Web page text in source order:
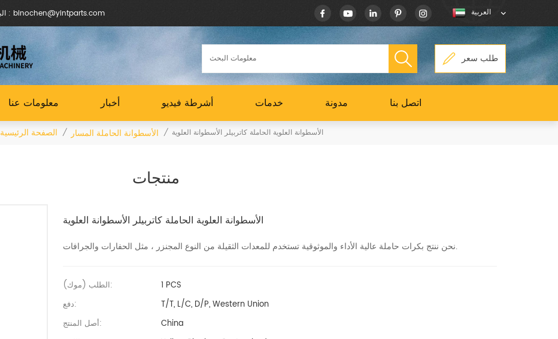
البريد الإلكتروني : binochen@yintparts.com العربية
طلب سعر
معلومات عنا أخبار أشرطة فيديو خدمات مدونة اتصل بنا
الصفحة الرئيسية / الأسطوانة الحاملة المسار / الأسطوانة العلوية الحاملة كاتربيلر الأسطوانة العلوية
منتجات
الأسطوانة العلوية الحاملة كاتربيلر الأسطوانة العلوية
نحن ننتج بكرات حاملة عالية الأداء والموثوقية تستخدم للمعدات الثقيلة من النوع المجنزر ، مثل الحفارات والجرافات.
الطلب (موك):
1 PCS
دفع:
T/T, L/C, D/P, Western Union
أصل المنتج:
China